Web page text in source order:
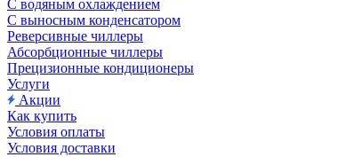
С водяным охлаждением
С выносным конденсатором
Реверсивные чиллеры
Абсорбционные чиллеры
Прецизионные кондиционеры
Услуги
Акции
Как купить
Условия оплаты
Условия доставки